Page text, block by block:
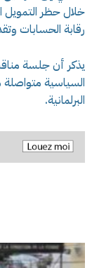
خلال حظر التمويل
رقابة الحسابات
يذكر أن جلسة
السياسية
البرلمانية.